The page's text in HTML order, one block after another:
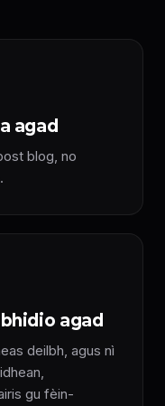
agad
blog, no
agad
deilbh, agus nì
gu fèin-